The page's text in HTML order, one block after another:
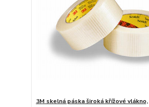
3M skelná páska široká křížové vlákno,